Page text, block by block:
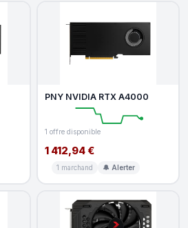
PNY NVIDIA RTX A4000
1 offre disponible
1 412,94 €
1 marchand 🔔 Alerter